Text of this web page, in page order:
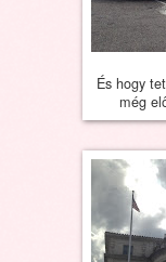
És hogy
még